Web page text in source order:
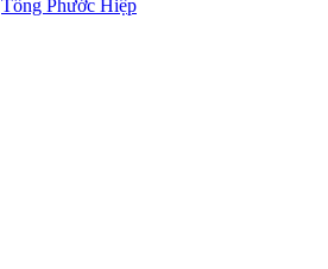
Tống Phước Hiệp